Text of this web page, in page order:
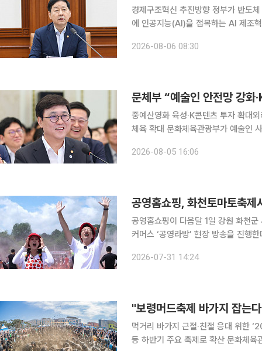
경제구조혁신 추진방향 정부가 반도체 중심의 성장 전략을 넘어 철강·석유화학 등 전통 제조업 전반
에 인공지능(AI)을 접목하는 AI 제조
2026-08-06 08:30
중예산영화 육성·K콘텐츠 투자 확대
체육 확대 문화체육관광부가 예술인 사회안전망 확충과 기초예술 육성, K컬처 산업 경쟁력 강화, 외
대하고 지역 문화·체육 인프라 확충과
2026-08-05 16:06
공영홈쇼핑, 화천토마토축
공영홈쇼핑이 다음달 1일 강원 화천
커머스 ‘공영라방’ 현장 방송을 진행한다고 31일 밝혔다. 방송은
토마토 2kg과 찰토마토 5kg이다.
2026-07-31 14:24
"보령머드축제 바가지 잡는
먹거리 바가지 근절·친절 응대 위한
등 하반기 주요 축제로 확산 문화체육관광부와 행정안전부가 한국관광공사와 함께 여름 축제 성수